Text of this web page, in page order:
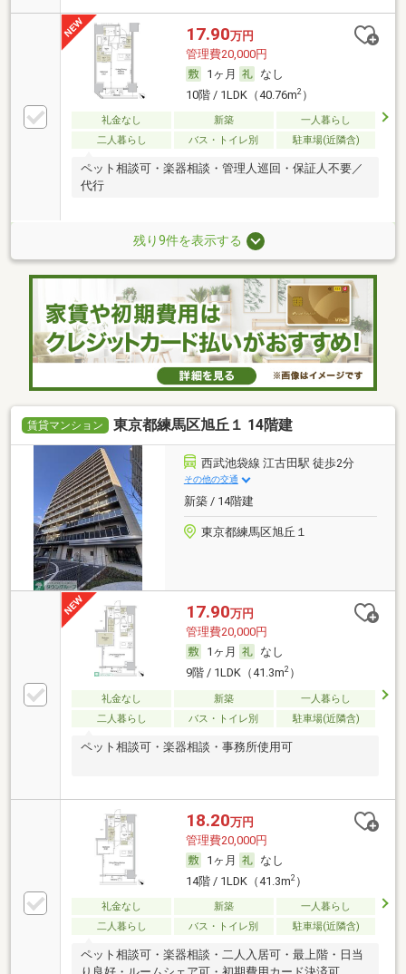
17.90万円
管理費20,000円
1ヶ月
なし
10階 / 1LDK（40.76m2）
礼金なし 新築
一人暮らし
二人暮らし
バス・トイレ別 駐車場(近隣含)
ペット相談可・楽器相談・管理人巡回・保証人不要／
代行
残り9件を表示する
賃貸マンション 東京都練馬区旭丘１ 14階建
西武池袋線 江古田駅 徒歩2分
その他の交通
新築 / 14階建
東京都練馬区旭丘１
17.90万円
管理費20,000円
1ヶ月
なし
9階 / 1LDK（41.3m2）
礼金なし 新築
一人暮らし
二人暮らし
バス・トイレ別 駐車場(近隣含)
ペット相談可・楽器相談・事務所使用可
18.20万円
管理費20,000円
1ヶ月
なし
14階 / 1LDK（41.3m2）
礼金なし 新築
一人暮らし
二人暮らし
バス・トイレ別 駐車場(近隣含)
ペット相談可・楽器相談・二人入居可・最上階・日当